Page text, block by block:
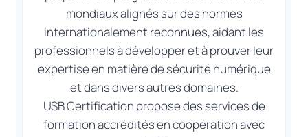
mondiaux alignés sur des normes
internationalement reconnues, aidant les
professionnels à développer et à prouver leur
expertise en matière de sécurité numérique
et dans divers autres domaines.
USB Certification propose des services de
formation accrédités en coopération avec